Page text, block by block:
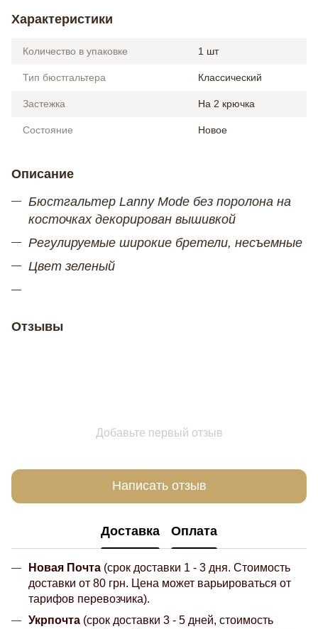
Характеристики
Количество в упаковке 1 шт
Тип бюстгальтера Классический
Застежка На 2 крючка
Состояние Новое
Описание
Бюстгальтер Lanny Mode без поролона на
косточках декорирован вышивкой
Регулируемые широкие бретели, несъемные
Цвет зеленый
Отзывы
Добавьте первый отзыв
Написать отзыв
Доставка Оплата
Новая Почта (срок доставки 1 - 3 дня. Стоимость
доставки от 80 грн. Цена может варьироваться от
тарифов перевозчика).
Укрпочта (срок доставки 3 - 5 дней, стоимость